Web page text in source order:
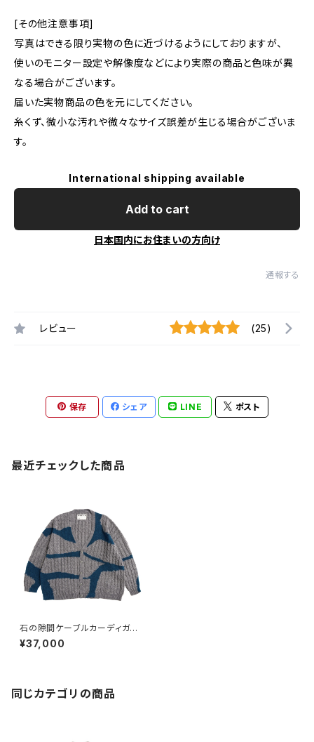
[その他注意事項]
写真はできる限り実物の色に近づけるようにしておりますが、
使いのモニター設定や解像度などにより実際の商品と色味が異
なる場合がございます。
届いた実物商品の色を元にしてください。
糸くず、微小な汚れや微々なサイズ誤差が生じる場合がございま
す。
International shipping available
Add to cart
日本国内にお住まいの方向け
通報する
レビュー (25)
保存 シェア LINE ポスト
最近チェックした商品
石の隙間ケーブルカーディガン
グレー
¥37,000
同じカテゴリの商品